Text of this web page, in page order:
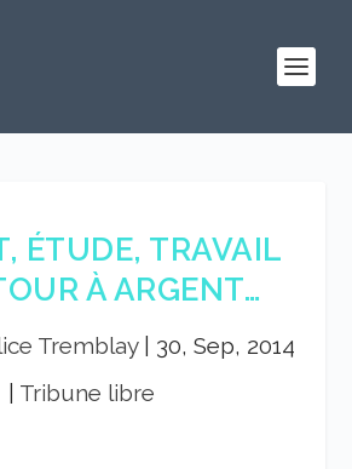
ÉTUDE, TRAVAIL
À ARGENT…
Tremblay| 30, Sep, 2014
Tribune libre